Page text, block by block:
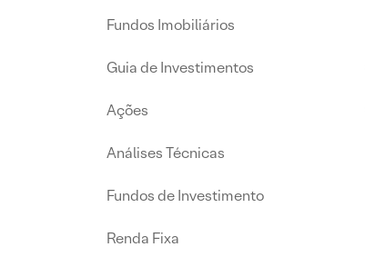
Fundos Imobiliários
Guia de Investimentos
Ações
Análises Técnicas
Fundos de Investimento
Renda Fixa